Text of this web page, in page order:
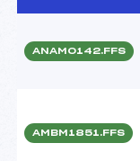
ANAM0142.FFS
AMBM1851.FFS